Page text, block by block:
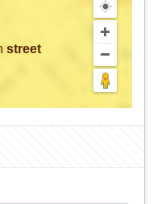
street